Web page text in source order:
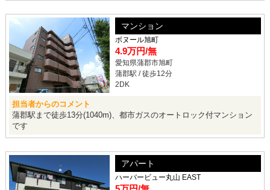
マンション
ボヌール旭町
4.9万円/無
愛知県蒲郡市旭町
蒲郡駅 / 徒歩12分
2DK
担当者からのコメント
蒲郡駅まで徒歩13分(1040m)、都市ガスのオートロック付マンション
です
アパート
ハーバービュー丸山 EAST